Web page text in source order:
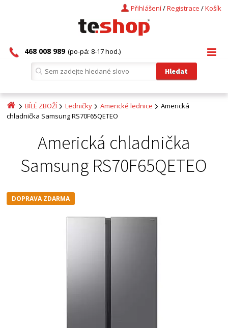
Košík
/
Registrace
/
Přihlášení
468 008 989 (po-pá: 8-17 hod.)
BÍLÉ ZBOŽÍ Ledničky Americké lednice
Americká
chladnička Samsung RS70F65QETEO
Americká chladnička
Samsung RS70F65QETEO
DOPRAVA ZDARMA